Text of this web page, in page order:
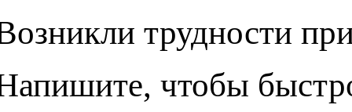
трудности
чтобы